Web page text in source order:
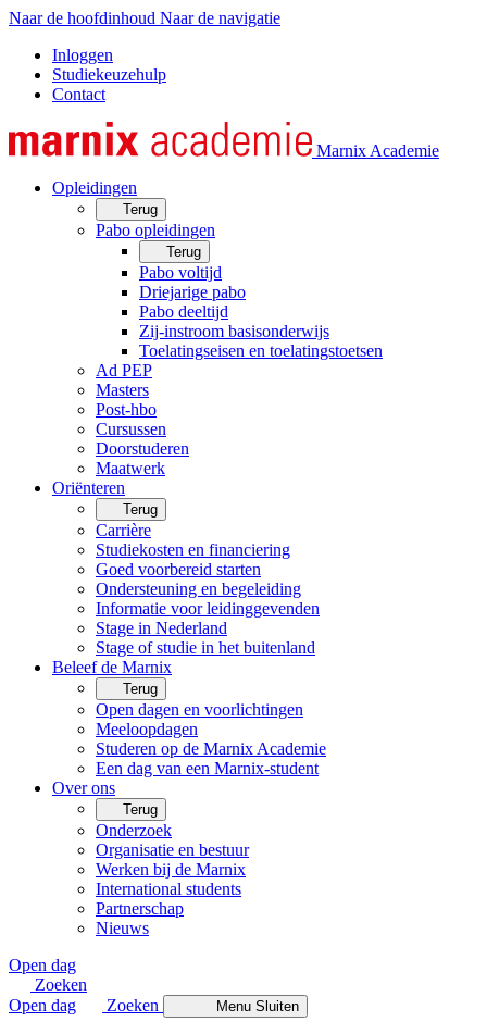
Naar de hoofdinhoud Naar de navigatie
Inloggen
Studiekeuzehulp
Contact
Marnix Academie
Opleidingen
Terug
Pabo opleidingen
Terug
Pabo voltijd
Driejarige pabo
Pabo deeltijd
Zij-instroom basisonderwijs
Toelatingseisen en toelatingstoetsen
Ad PEP
Masters
Post-hbo
Cursussen
Doorstuderen
Maatwerk
Oriënteren
Terug
Carrière
Studiekosten en financiering
Goed voorbereid starten
Ondersteuning en begeleiding
Informatie voor leidinggevenden
Stage in Nederland
Stage of studie in het buitenland
Beleef de Marnix
Terug
Open dagen en voorlichtingen
Meeloopdagen
Studeren op de Marnix Academie
Een dag van een Marnix-student
Over ons
Terug
Onderzoek
Organisatie en bestuur
Werken bij de Marnix
International students
Partnerschap
Nieuws
Open dag
Zoeken
Open dag
Zoeken Menu Sluiten